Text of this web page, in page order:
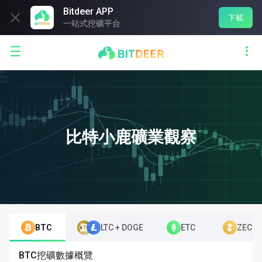

Bitdeer APP
一站式挖礦平台
下載
 
比特小鹿礦業觀察
BTC LTC + DOGE ETC ZEC
BTC挖礦數據概覽